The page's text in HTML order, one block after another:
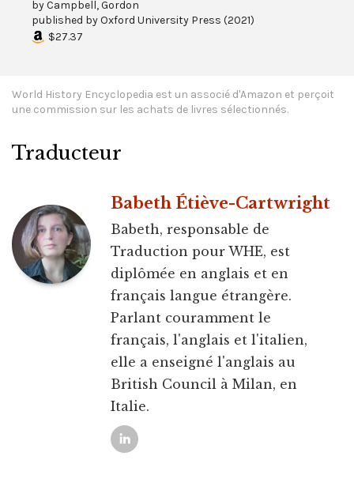
byCampbell, Gordon
published byOxford University Press (2021)
$27.37
World History Encyclopedia est un associé d'Amazon et perçoit
une commission sur les achats de livres sélectionnés.
Traducteur
Babeth Étiève-Cartwright
Babeth, responsable de
Traduction pour WHE, est
diplômée en anglais et en
français langue étrangère.
Parlant couramment le
français, l'anglais et l'italien,
elle a enseigné l'anglais au
British Council à Milan, en
Italie.